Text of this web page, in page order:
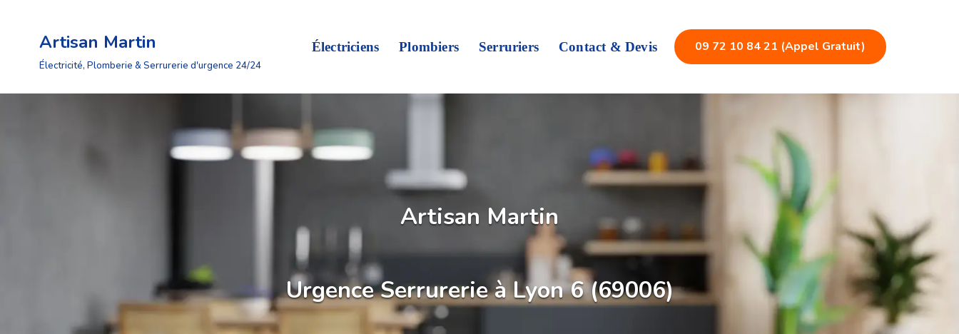
Artisan Martin
Électricité, Plomberie & Serrurerie d'urgence 24/24
Électriciens Plombiers Serruriers Contact & Devis 09 72 10 84 21 (Appel Gratuit)
Artisan Martin
Urgence Serrurerie à Lyon 6 (69006)